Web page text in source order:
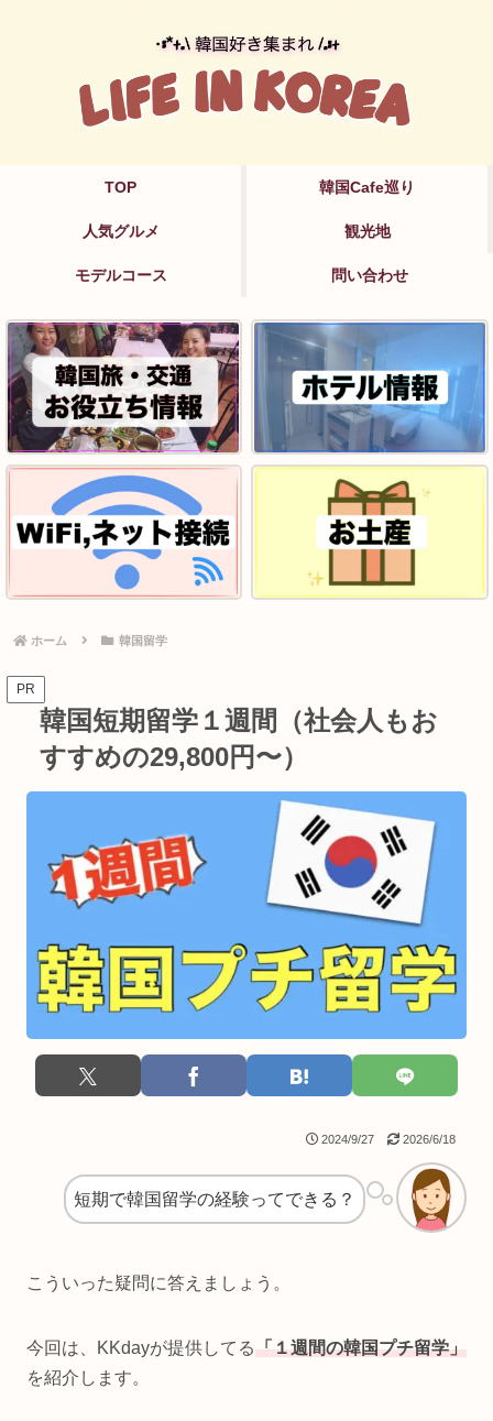
TOP 韓国Cafe巡り
人気グルメ 観光地
モデルコース 問い合わせ
ホーム 韓国留学
PR
韓国短期留学１週間（社会人もお
すすめの29,800円〜）
2024/9/27 2026/6/18
短期で韓国留学の経験ってできる？
こういった疑問に答えましょう。
今回は、KKdayが提供してる「１週間の韓国プチ留学」
を紹介します。